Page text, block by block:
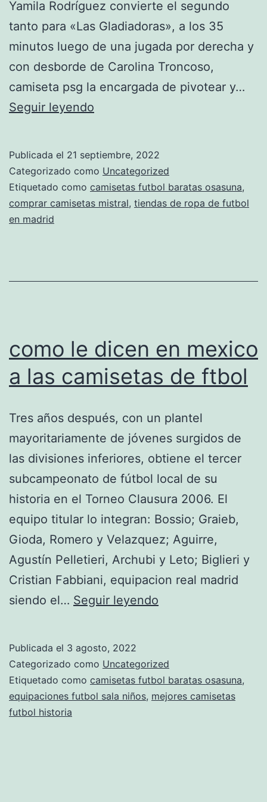
Yamila Rodríguez convierte el segundo
tanto para «Las Gladiadoras», a los 35
minutos luego de una jugada por derecha y
con desborde de Carolina Troncoso,
camiseta psg la encargada de pivotear y…
Seguir leyendo
Publicada el 21 septiembre, 2022
Categorizado como Uncategorized
Etiquetado como camisetas futbol baratas osasuna,
comprar camisetas mistral, tiendas de ropa de futbol
en madrid
como le dicen en mexico
a las camisetas de ftbol
Tres años después, con un plantel
mayoritariamente de jóvenes surgidos de
las divisiones inferiores, obtiene el tercer
subcampeonato de fútbol local de su
historia en el Torneo Clausura 2006. El
equipo titular lo integran: Bossio; Graieb,
Gioda, Romero y Velazquez; Aguirre,
Agustín Pelletieri, Archubi y Leto; Biglieri y
Cristian Fabbiani, equipacion real madrid
siendo el… Seguir leyendo
en
mexico
a
Publicada el 3 agosto, 2022
Categorizado como Uncategorized
Etiquetado como camisetas futbol baratas osasuna,
equipaciones futbol sala niños, mejores camisetas
futbol historia